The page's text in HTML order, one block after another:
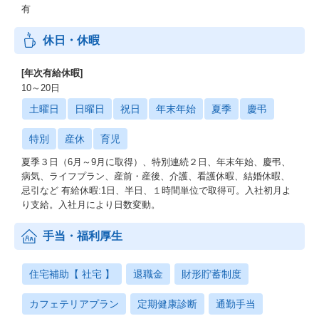
有
休日・休暇
[年次有給休暇]
10～20日
土曜日 日曜日 祝日 年末年始 夏季 慶弔
特別 産休 育児
夏季３日（6月～9月に取得）、特別連続２日、年末年始、慶弔、
病気、ライフプラン、産前・産後、介護、看護休暇、結婚休暇、
忌引など 有給休暇:1日、半日、１時間単位で取得可。入社初月よ
り支給。入社月により日数変動。
手当・福利厚生
住宅補助【 社宅 】 退職金 財形貯蓄制度
カフェテリアプラン 定期健康診断 通勤手当